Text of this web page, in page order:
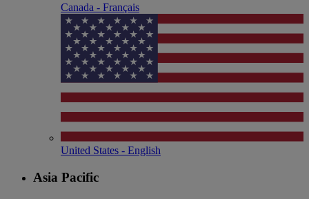
Canada - Français
United States - English
Asia Pacific